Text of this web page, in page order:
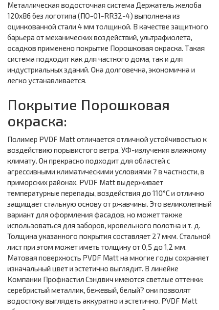
Металлическая водосточная система Держатель желоба
120х86 без логотипа (ПО-01-RR32-4) выполнена из
оцинкованной стали 4 мм толщиной. В качестве защитного
барьера от механических воздействий, ультрафиолета,
осадков применено покрытие Порошковая окраска. Такая
система подходит как для частного дома, так и для
индустриальных зданий. Она долговечна, экономична и
легко устанавливается.
Покрытие Порошковая
окраска:
Полимер PVDF Matt отличается отличной устойчивостью к
воздействию порывистого ветра, УФ-излучения влажному
климату. Он прекрасно подходит для областей с
агрессивными климатическими условиями ? в частности, в
приморских районах. PVDF Matt выдерживает
температурные перепады, воздействия до 110°С и отлично
защищает стальную основу от ржавчины. Это великолепный
вариант для оформления фасадов, но может также
использоваться для заборов, кровельного полотна и т. д.
Толщина указанного покрытия составляет 27 мкм. Стальной
лист при этом может иметь толщину от 0,5 до 1,2 мм.
Матовая поверхность PVDF Matt на многие годы сохраняет
изначальный цвет и эстетично выглядит. В линейке
Компании Профнастил Сэндвич имеются светлые оттенки:
серебристый металлик, бежевый, белый? они позволят
водостоку выглядеть аккуратно и эстетично. PVDF Matt